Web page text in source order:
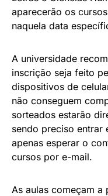
aparecerão os
naquela data
A universidade
inscrição seja feito
dispositivos de
não conseguem
sorteados estarão
sendo preciso entrar
apenas esperar o
cursos por e-mail.
As aulas começam